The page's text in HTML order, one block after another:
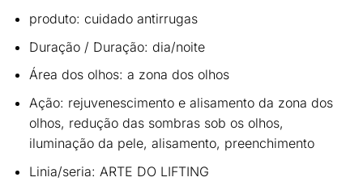
produto: cuidado antirrugas
Duração / Duração: dia/noite
Área dos olhos: a zona dos olhos
Ação: rejuvenescimento e alisamento da zona dos
olhos, redução das sombras sob os olhos,
iluminação da pele, alisamento, preenchimento
Linia/seria: ARTE DO LIFTING